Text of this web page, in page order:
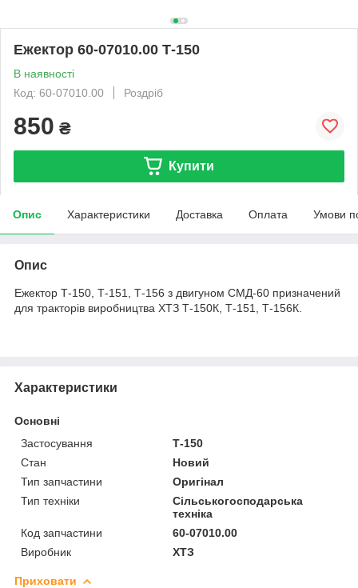
Ежектор 60-07010.00 Т-150
В наявності
Код: 60-07010.00
Роздріб
850 ₴
Купити
Опис Характеристики Доставка Оплата Умови
Опис
Ежектор Т-150, Т-151, Т-156 з двигуном СМД-60 призначений
для тракторів виробництва ХТЗ Т-150К, Т-151, Т-156К.
Характеристики
Основні
Застосування
Т-150
Стан
Новий
Тип запчастини
Оригінал
Тип техніки
Сільськогосподарська
техніка
Код запчастини
60-07010.00
Виробник
ХТЗ
Приховати